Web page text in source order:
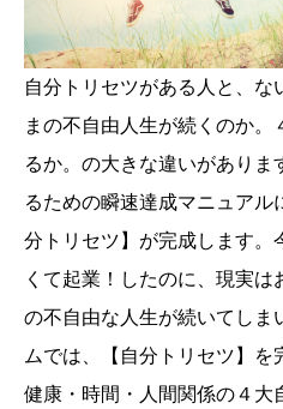
自分トリセツがある人と、な
まの不自由人生が続くのか
るか。の大きな違いがありま
るための瞬速達成マニュアル
分トリセツ】が完成します。
くて起業！したのに、現実は
の不自由な人生が続いてしま
ムでは、【自分トリセツ】を
健康・時間・人間関係の４大